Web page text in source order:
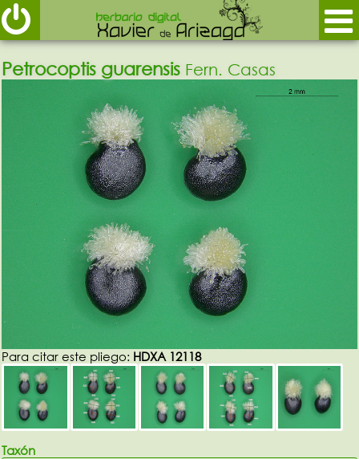
Petrocoptis guarensis Fern. Casas
Para citar este pliego: HDXA 12118
Taxón